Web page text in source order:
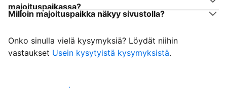
majoituspaikassa?
Milloin majoituspaikka näkyy sivustolla?
Onko sinulla vielä kysymyksiä? Löydät niihin
vastaukset Usein kysytyistä kysymyksistä.
Ala vastaanottaa asiakkaita